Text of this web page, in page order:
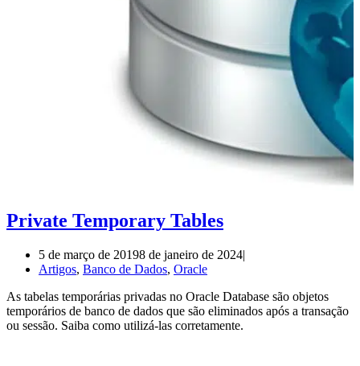
Private Temporary Tables
5 de março de 20198 de janeiro de 2024
Artigos, Banco de Dados, Oracle
As tabelas temporárias privadas no Oracle Database são objetos
temporários de banco de dados que são eliminados após a transação
ou sessão. Saiba como utilizá-las corretamente.